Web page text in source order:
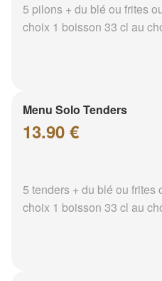
5 pilons + du blé ou frites
choix 1 boisson 33 cl au
Menu Solo Tenders
13.90 €
5 tenders + du blé ou frites
choix 1 boisson 33 cl au